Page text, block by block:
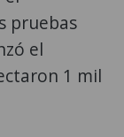
pruebas
el
1 mil